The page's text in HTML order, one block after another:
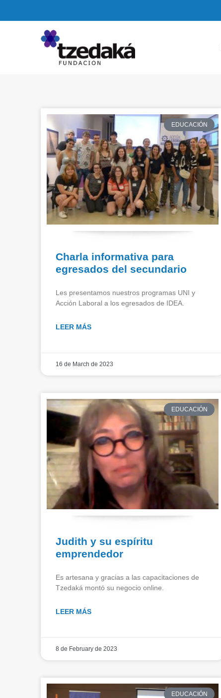
EDUCACIÓN
Charla informativa para
egresados del secundario
Les presentamos nuestros programas UNI y
Acción Laboral a los egresados de IDEA.
LEER MÁS
16 de March de 2023
EDUCACIÓN
Judith y su espíritu
emprendedor
Es artesana y gracias a las capacitaciones de
Tzedaká montó su negocio online.
LEER MÁS
8 de February de 2023
EDUCACIÓN